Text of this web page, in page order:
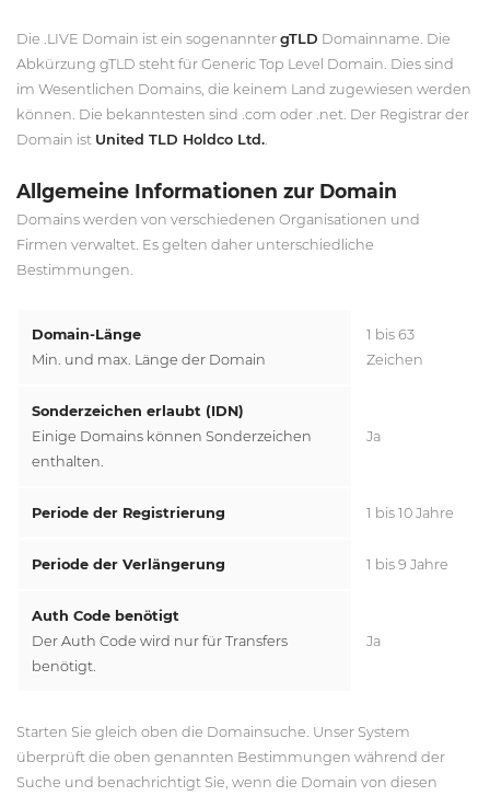
Die .LIVE Domain ist ein sogenannter gTLD Domainname. Die
Abkürzung gTLD steht für Generic Top Level Domain. Dies sind
im Wesentlichen Domains, die keinem Land zugewiesen werden
können. Die bekanntesten sind .com oder .net. Der Registrar der
Domain ist United TLD Holdco Ltd.
Allgemeine Informationen zur Domain
Domains werden von verschiedenen Organisationen und
Firmen verwaltet. Es gelten daher unterschiedliche
Bestimmungen.
Domain-Länge
Min. und max. Länge der Domain
1 bis 63
Zeichen
Sonderzeichen erlaubt (IDN)
Einige Domains können Sonderzeichen
enthalten.
Ja
Periode der Registrierung 1 bis 10 Jahre
Periode der Verlängerung 1 bis 9 Jahre
Auth Code benötigt
Der Auth Code wird nur für Transfers
benötigt.
Ja
Starten Sie gleich oben die Domainsuche. Unser System
überprüft die oben genannten Bestimmungen während der
Suche und benachrichtigt Sie, wenn die Domain von diesen